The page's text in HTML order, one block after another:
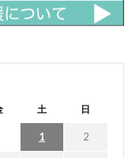
土 日
1 2